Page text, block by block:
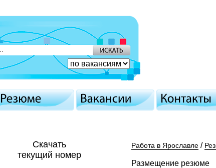
Работа в Ярославле /
Размещение резюме
Скачать
текущий номер